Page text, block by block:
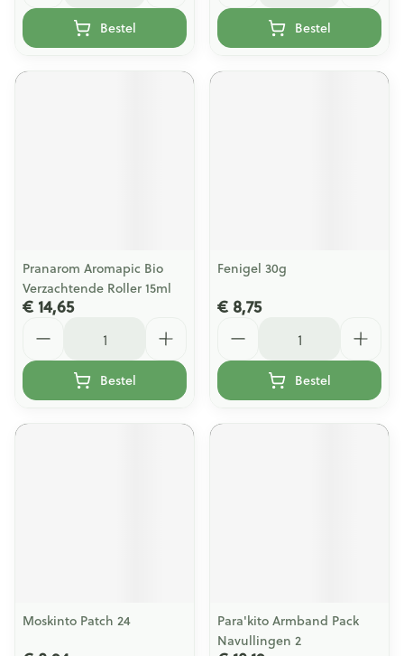
Bestel Bestel
Pranarom Aromapic Bio
Verzachtende Roller 15ml
€ 14,65
Bestel
Fenigel 30g
€ 8,75
Bestel
Moskinto Patch 24
Para'kito Armband Pack
Navullingen 2